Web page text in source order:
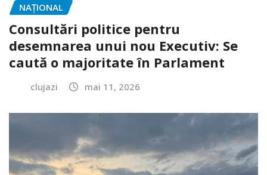
NAŢIONAL
Consultări politice pentru
desemnarea unui nou Executiv: Se
caută o majoritate în Parlament
clujazi mai 11, 2026